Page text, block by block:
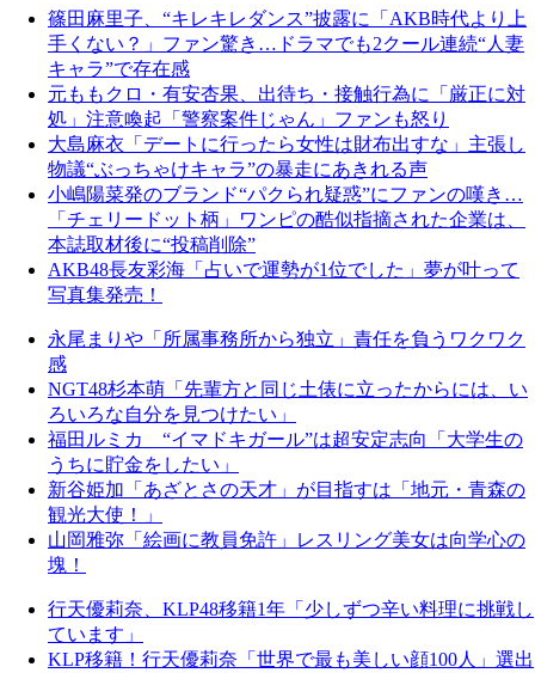
篠田麻里子、“キレキレダンス”披露に「AKB時代より上
手くない？」ファン驚き…ドラマでも2クール連続“人妻
キャラ”で存在感
元ももクロ・有安杏果、出待ち・接触行為に「厳正に対
処」注意喚起「警察案件じゃん」ファンも怒り
大島麻衣「デートに行ったら女性は財布出すな」主張し
物議“ぶっちゃけキャラ”の暴走にあきれる声
小嶋陽菜発のブランド“パクられ疑惑”にファンの嘆き…
「チェリードット柄」ワンピの酷似指摘された企業は、
本誌取材後に“投稿削除”
AKB48長友彩海「占いで運勢が1位でした」夢が叶って
写真集発売！
永尾まりや「所属事務所から独立」責任を負うワクワク
感
NGT48杉本萌「先輩方と同じ土俵に立ったからには、い
ろいろな自分を見つけたい」
福田ルミカ “イマドキガール”は超安定志向「大学生の
うちに貯金をしたい」
新谷姫加「あざとさの天才」が目指すは「地元・青森の
観光大使！」
山岡雅弥「絵画に教員免許」レスリング美女は向学心の
塊！
行天優莉奈、KLP48移籍1年「少しずつ辛い料理に挑戦し
ています」
KLP移籍！行天優莉奈「世界で最も美しい顔100人」選出